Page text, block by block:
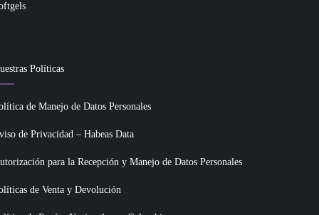
Políticas
de Manejo de Datos Personales
de Privacidad – Habeas Data
para la Recepción y Manejo de Datos Personales
de Venta y Devolución